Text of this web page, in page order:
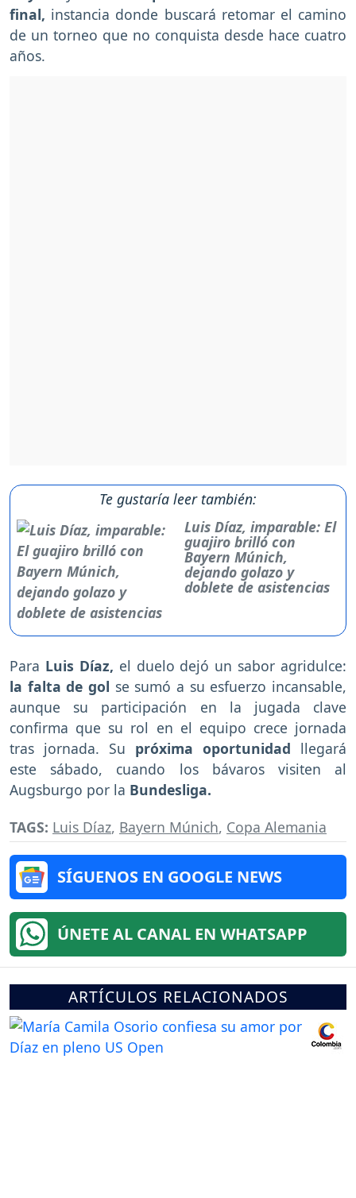
final, instancia donde buscará retomar el camino
de un torneo que no conquista desde hace cuatro
años.
Te gustaría leer también:
Luis Díaz, imparable: El
guajiro brilló con
Bayern Múnich,
dejando golazo y
doblete de asistencias
Para Luis Díaz, el duelo dejó un sabor agridulce:
la falta de gol se sumó a su esfuerzo incansable,
aunque su participación en la jugada clave
confirma que su rol en el equipo crece jornada
tras jornada. Su próxima oportunidad llegará
este sábado, cuando los bávaros visiten al
Augsburgo por la Bundesliga.
TAGS: Luis Díaz, Bayern Múnich, Copa Alemania
SÍGUENOS EN GOOGLE NEWS
ÚNETE AL CANAL EN WHATSAPP
ARTÍCULOS RELACIONADOS